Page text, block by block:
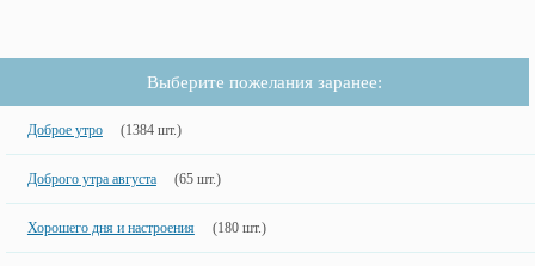
Выберите пожелания заранее:
Доброе утро (1384 шт.)
Доброго утра августа (65 шт.)
Хорошего дня и настроения (180 шт.)